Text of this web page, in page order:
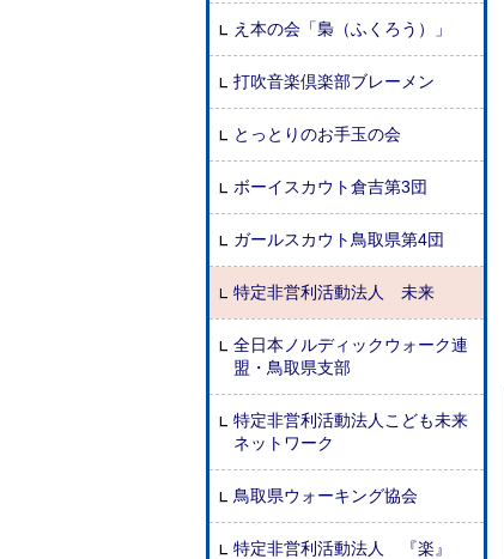
え本の会「梟（ふくろう）」
打吹音楽倶楽部ブレーメン
とっとりのお手玉の会
ボーイスカウト倉吉第3団
ガールスカウト鳥取県第4団
特定非営利活動法人 未来
全日本ノルディックウォーク連
盟・鳥取県支部
特定非営利活動法人こども未来
ネットワーク
鳥取県ウォーキング協会
特定非営利活動法人 『楽』